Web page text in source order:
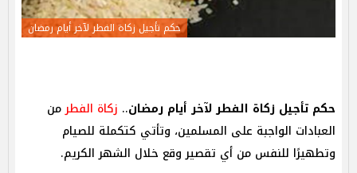
حكم تأجيل زكاة الفطر لآخر أيام رمضان
حكم تأجيل زكاة الفطر لآخر أيام رمضان.. زكاة الفطرمن
العبادات الواجبة على المسلمين، وتأتي كتكملة للصيام
وتطهيرًا للنفس من أي تقصير وقع خلال الشهر الكريم.